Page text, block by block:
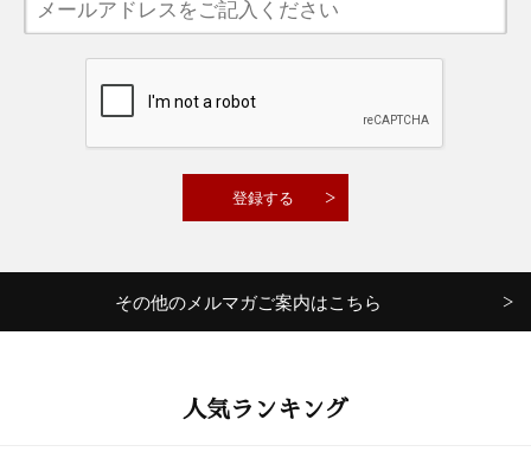
その他のメルマガご案内はこちら
人気ランキング